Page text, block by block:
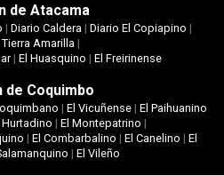
de Atacama
| Diario Caldera | Diario El Copiapino |
Amarilla |
| El Huasquino | El Freirinense
de Coquimbo
| El Vicuñense| El Paihuanino
Hurtadino | El Montepatrino |
|El Combarbalino |El Canelino |El
| El Vileño